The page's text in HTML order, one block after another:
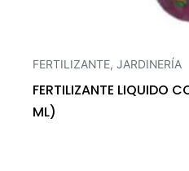
FERTILIZANTE, JARDINERÍA
FERTILIZANTE LIQUIDO
ML)